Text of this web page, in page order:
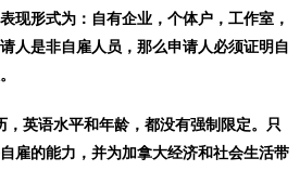
现形式为：自有企业，个体户，工作室，
人是非自雇人员，那么申请人必须证明自
，英语水平和年龄，都没有强制限定。只
雇的能力，并为加拿大经济和社会生活带